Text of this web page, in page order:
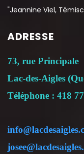
"Jeannine Viel,
ADRESSE
73, rue Principale
Lac-des-Aigles
Téléphone : 418